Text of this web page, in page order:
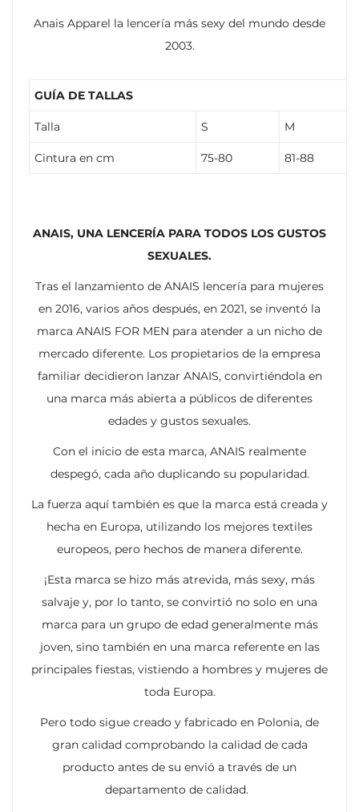
Anais Apparel la lencería más sexy del mundo desde
2003.
GUÍA DE TALLAS
Talla S M
Cintura en cm 75-80 81-88
ANAIS, UNA LENCERÍA PARA TODOS LOS GUSTOS
SEXUALES.
Tras el lanzamiento de ANAIS lencería para mujeres
en 2016, varios años después, en 2021, se inventó la
marca ANAIS FOR MEN para atender a un nicho de
mercado diferente. Los propietarios de la empresa
familiar decidieron lanzar ANAIS, convirtiéndola en
una marca más abierta a públicos de diferentes
edades y gustos sexuales.
Con el inicio de esta marca, ANAIS realmente
despegó, cada año duplicando su popularidad.
La fuerza aquí también es que la marca está creada y
hecha en Europa, utilizando los mejores textiles
europeos, pero hechos de manera diferente.
¡Esta marca se hizo más atrevida, más sexy, más
salvaje y, por lo tanto, se convirtió no solo en una
marca para un grupo de edad generalmente más
joven, sino también en una marca referente en las
principales fiestas, vistiendo a hombres y mujeres de
toda Europa.
Pero todo sigue creado y fabricado en Polonia, de
gran calidad comprobando la calidad de cada
producto antes de su envió a través de un
departamento de calidad.